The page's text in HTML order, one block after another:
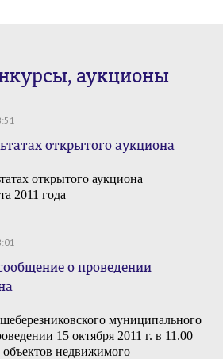
аукционы
открытого аукциона
открытого аукциона
2011 года
о проведении
муниципального
15 октября 2011 г. в 11.00
недвижимого